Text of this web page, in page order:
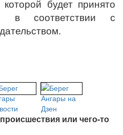
будет принято
в соответствии с
или чего-то